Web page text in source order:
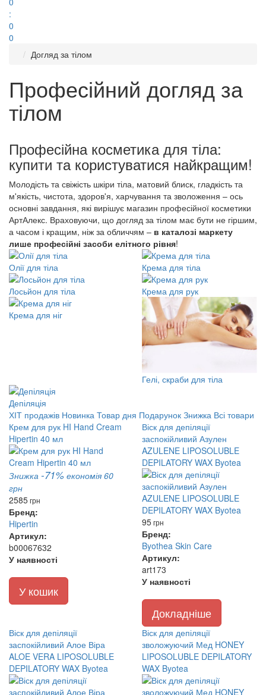
:
0
0
Догляд за тілом
Професійний догляд за
тілом
Професійна косметика для тіла:
купити та користуватися найкращим!
Молодість та свіжість шкіри тіла, матовий блиск, гладкість та
м'якість, чистота, здоров'я, харчування та зволоження – ось
основні завдання, які вирішує магазин професійної косметики
АртАлекс. Враховуючи, що догляд за тілом має бути не гіршим,
а часом і кращим, ніж за обличчям – в каталозі маркету
лише професійні засоби елітного рівня!
Олії для тіла
Крема для тіла
Лосьйон для тіла
Крема для рук
Крема для ніг
Гелі, скраби для тіла
Депіляція
ХІТ продажів Новинка Товар дня Подарунок Знижка Всі товари
Крем для рук HI Hand Cream
Hipertin 40 мл
Знижка -71% економія 60
грн
2585грн
Бренд:
Hipertin
Артикул:
b00067632
У наявності
У кошик
Віск для депіляції
заспокійливий Азулен
AZULENE LIPOSOLUBLE
DEPILATORY WAX Byotea
95грн
Бренд:
Byothea Skin Care
Артикул:
art173
У наявності
Докладніше
Віск для депіляції
заспокійливий Алое Віра
ALOE VERA LIPOSOLUBLE
DEPILATORY WAX Byotea
Віск для депіляції
зволожуючий Мед HONEY
LIPOSOLUBLE DEPILATORY
WAX Byotea